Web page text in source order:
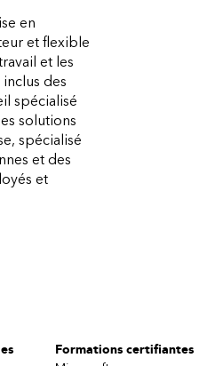
en
et flexible
et les
des
spécialisé
solutions
spécialisé
et des
et
Formations certifiantes